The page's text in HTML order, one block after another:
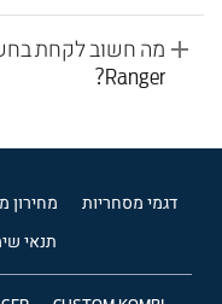
Ranger?
דגמי מסחריות מחירון
תנאי